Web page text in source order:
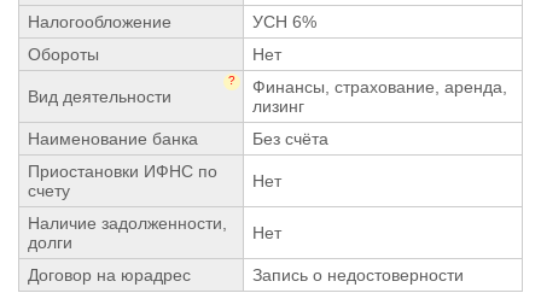
Налогообложение
УСН 6%
Обороты
Нет
Вид деятельности
?
Финансы, страхование, аренда,
лизинг
Наименование банка
Без счёта
Приостановки ИФНС по
счету
Нет
Наличие задолженности,
долги
Нет
Договор на юрадрес Запись о недостоверности